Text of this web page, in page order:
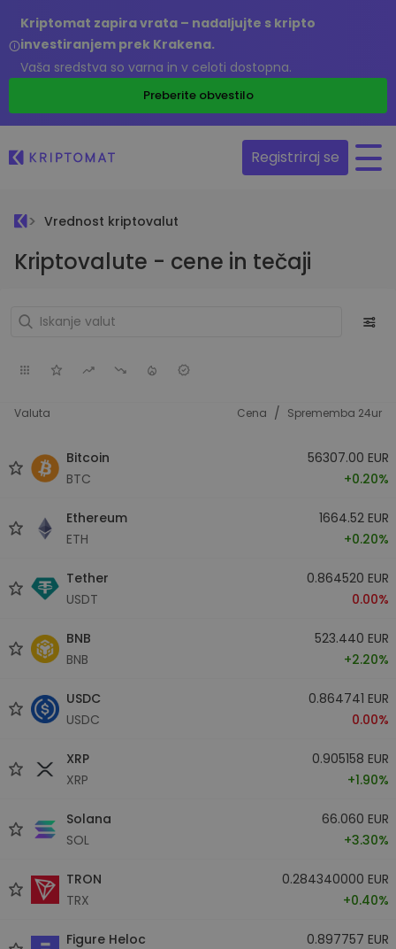
Kriptomat zapira vrata – nadaljujte s kripto
investiranjem prek Krakena.
Vaša sredstva so varna in v celoti dostopna.
Preberite obvestilo
Registriraj se
Vrednost kriptovalut
Kriptovalute - cene in tečaji
Valuta Cena / Sprememba 24ur
Bitcoin
BTC
56307.00 EUR
+0.20%
Ethereum
ETH
1664.52 EUR
+0.20%
Tether
USDT
0.864520 EUR
0.00%
BNB
BNB
523.440 EUR
+2.20%
USDC
USDC
0.864741 EUR
0.00%
XRP
XRP
0.905158 EUR
+1.90%
Solana
SOL
66.060 EUR
+3.30%
TRON
TRX
0.284340000 EUR
+0.40%
Figure Heloc
0.897757 EUR